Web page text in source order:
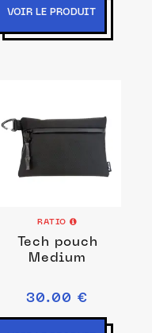
VOIR LE PRODUIT
RATIO
Tech pouch
Medium
30.00 €